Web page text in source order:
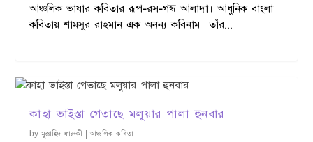
আঞ্চলিক ভাষার কবিতার রূপ-রস-গন্ধ আলাদা। আধুনিক বাংলা
কবিতায় শামসুর রাহমান এক অনন্য কবিনাম। তাঁর...
কাহা ভাইস্তা গেতাছে মলুয়ার পালা হুনবার
byমুস্তাহিদ ফারুকী |আঞ্চলিক কবিতা